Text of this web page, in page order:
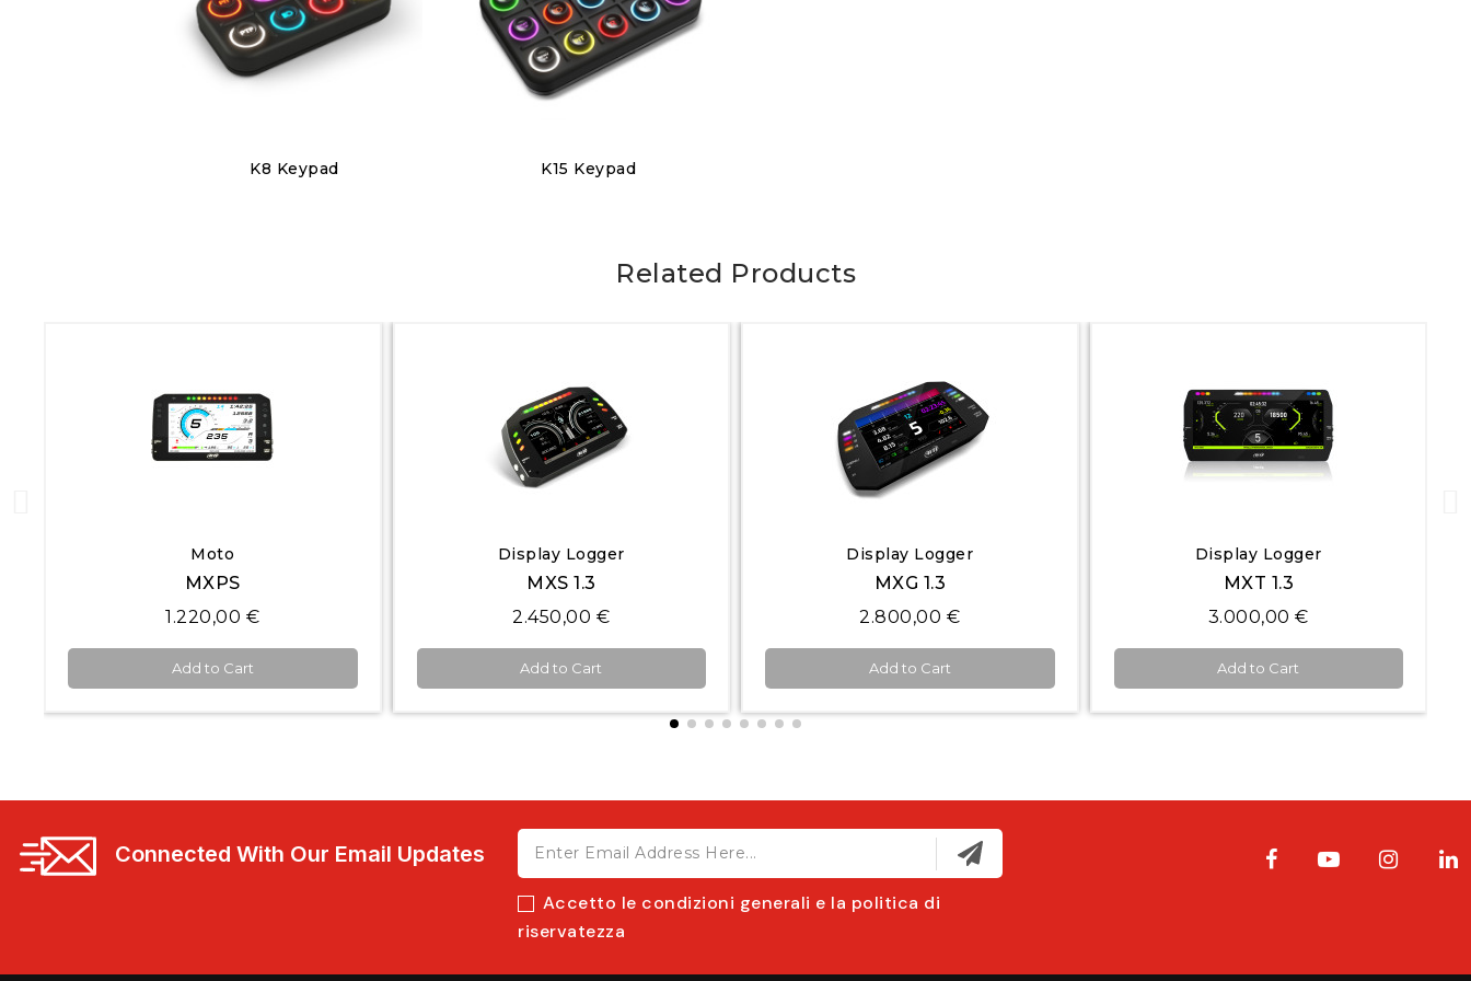
Discover
K8 Keypad Discover
K15 Keypad
Related Products
Quick View
Display Logger
MXS 1.3
2.450,00 €
Add to Cart
Quick View
Display Logger
MXG 1.3
2.800,00 €
Add to Cart
Quick View
Display Logger
MXT 1.3
3.000,00 €
Add to Cart
Quick View
Display Logger
MXS 1.3 Strada
1.200,00 €
Add to Cart
Connected With Our Email Updates
Accetto le condizioni generali e la politica di
riservatezza